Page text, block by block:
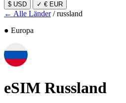
$ USD ✓ € EUR
← Alle Länder / russland
● Europa
eSIM Russland